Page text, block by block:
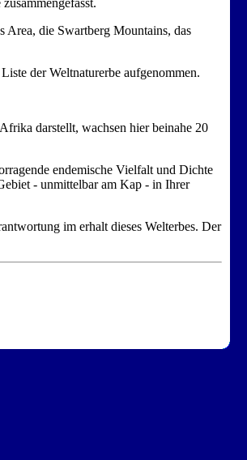
Area, die Swartberg Mountains, das
der Weltnaturerbe aufgenommen.
darstellt, wachsen hier beinahe 20
endemische Vielfalt und Dichte
- unmittelbar am Kap - in Ihrer
im erhalt dieses Welterbes. Der